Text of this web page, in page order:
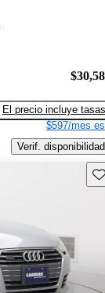
El precio incluye tasas
$597/mes
Verif. disponibilidad